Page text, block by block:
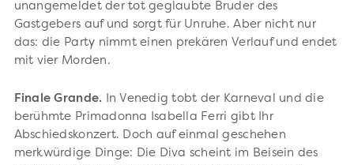
unangemeldet der tot geglaubte Bruder des
Gastgebers auf und sorgt für Unruhe. Aber nicht nur
das: die Party nimmt einen prekären Verlauf und endet
mit vier Morden.
Finale Grande. In Venedig tobt der Karneval und die
berühmte Primadonna Isabella Ferri gibt Ihr
Abschiedskonzert. Doch auf einmal geschehen
merkwürdige Dinge: Die Diva scheint im Beisein des